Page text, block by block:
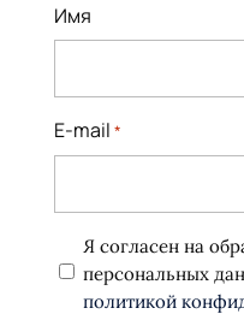
Имя
E-mail *
Политика
Я согласен на
персональных
политикой